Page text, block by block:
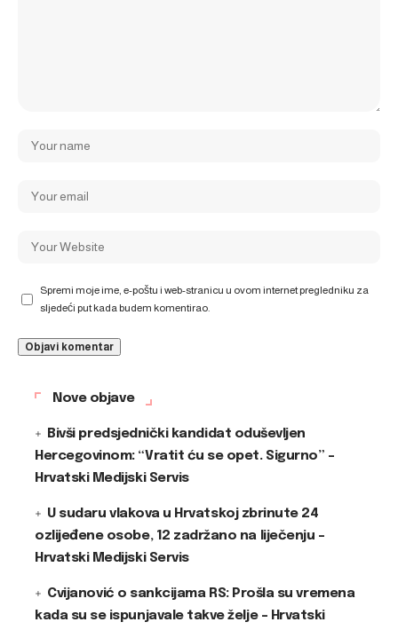
Spremi moje ime, e-poštu i web-stranicu u ovom internet pregledniku za
sljedeći put kada budem komentirao.
Nove objave
Bivši predsjednički kandidat oduševljen
Hercegovinom: “Vratit ću se opet. Sigurno” –
Hrvatski Medijski Servis
U sudaru vlakova u Hrvatskoj zbrinute 24
ozlijeđene osobe, 12 zadržano na liječenju –
Hrvatski Medijski Servis
Cvijanović o sankcijama RS: Prošla su vremena
kada su se ispunjavale takve želje – Hrvatski